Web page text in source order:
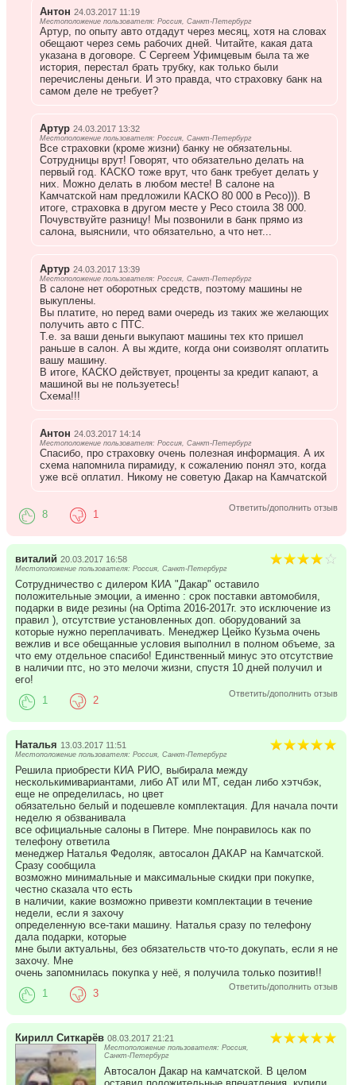
Антон 24.03.2017 11:19
Местоположение пользователя: Россия, Санкт-Петербург
Артур, по опыту авто отдадут через месяц, хотя на словах
обещают через семь рабочих дней. Читайте, какая дата
указана в договоре. С Сергеем Уфимцевым была та же
история, перестал брать трубку, как только были
перечислены деньги. И это правда, что страховку банк на
самом деле не требует?
Артур 24.03.2017 13:32
Местоположение пользователя: Россия, Санкт-Петербург
Все страховки (кроме жизни) банку не обязательны.
Сотрудницы врут! Говорят, что обязательно делать на
первый год. КАСКО тоже врут, что банк требует делать у
них. Можно делать в любом месте! В салоне на
Камчатской нам предложили КАСКО 80 000 в Ресо))). В
итоге, страховка в другом месте у Ресо стоила 38 000.
Почувствуйте разницу! Мы позвонили в банк прямо из
салона, выяснили, что обязательно, а что нет...
Артур 24.03.2017 13:39
Местоположение пользователя: Россия, Санкт-Петербург
В салоне нет оборотных средств, поэтому машины не
выкуплены.
Вы платите, но перед вами очередь из таких же желающих
получить авто с ПТС.
Т.е. за ваши деньги выкупают машины тех кто пришел
раньше в салон. А вы ждите, когда они соизволят оплатить
вашу машину.
В итоге, КАСКО действует, проценты за кредит капают, а
машиной вы не пользуетесь!
Схема!!!
Антон24.03.2017 14:14
Местоположение пользователя: Россия, Санкт-Петербург
Спасибо, про страховку очень полезная информация. А их
схема напомнила пирамиду, к сожалению понял это, когда
уже всё оплатил. Никому не советую Дакар на Камчатской
Ответить/дополнить отзыв
8 1
виталий 20.03.2017 16:58
Местоположение пользователя: Россия, Санкт-Петербург
Сотрудничество с дилером КИА "Дакар" оставило
положительные эмоции, а именно : срок поставки автомобиля,
подарки в виде резины (на Optima 2016-2017г. это исключение из
правил ), отсутствие установленных доп. оборудований за
которые нужно переплачивать. Менеджер Цейко Кузьма очень
вежлив и все обещанные условия выполнил в полном объеме, за
что ему отдельное спасибо! Единственный минус это отсутствие
в наличии птс, но это мелочи жизни, спустя 10 дней получил и
его!
Ответить/дополнить отзыв
1 2
Наталья 13.03.2017 11:51
Местоположение пользователя: Россия, Санкт-Петербург
Решила приобрести КИА РИО, выбирала между
несколькимивариантами, либо АТ или МТ, седан либо хэтчбэк,
еще не определилась, но цвет
обязательно белый и подешевле комплектация. Для начала почти
неделю я обзванивала
все официальные салоны в Питере. Мне понравилось как по
телефону ответила
менеджер Наталья Федоляк, автосалон ДАКАР на Камчатской.
Сразу сообщила
возможно минимальные и максимальные скидки при покупке,
честно сказала что есть
в наличии, какие возможно привезти комплектации в течение
недели, если я захочу
определенную все-таки машину. Наталья сразу по телефону
дала подарки, которые
мне были актуальны, без обязательств что-то докупать, если я не
захочу. Мне
очень запомнилась покупка у неё, я получила только позитив!!
Ответить/дополнить отзыв
1 3
Кирилл Ситкарёв 08.03.2017 21:21
Местоположение пользователя: Россия,
Санкт-Петербург
Автосалон Дакар на камчатской. В целом